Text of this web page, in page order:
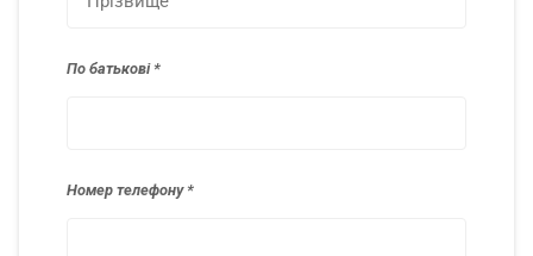
По батькові
Номер телефону